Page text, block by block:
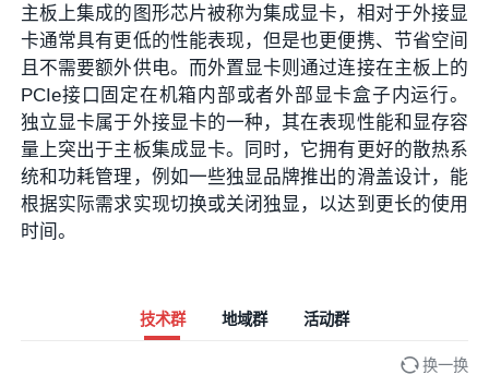
主板上集成的图形芯片被称为集成显卡，相对于外接显
卡通常具有更低的性能表现，但是也更便携、节省空间
且不需要额外供电。而外置显卡则通过连接在主板上的
PCIe接口固定在机箱内部或者外部显卡盒子内运行。
独立显卡属于外接显卡的一种，其在表现性能和显存容
量上突出于主板集成显卡。同时，它拥有更好的散热系
统和功耗管理，例如一些独显品牌推出的滑盖设计，能
根据实际需求实现切换或关闭独显，以达到更长的使用
时间。
技术群 地域群 活动群
换一换